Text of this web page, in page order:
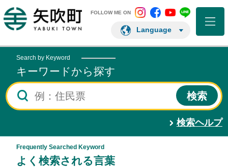
矢吹町ホームページ
FOLLOW ME ON 矢吹町 Instagram
矢吹町矢吹町矢吹町
Language
Search by Keyword
キーワードから探す
検索ヘルプ
Frequently Searched Keyword
よく検索される言葉